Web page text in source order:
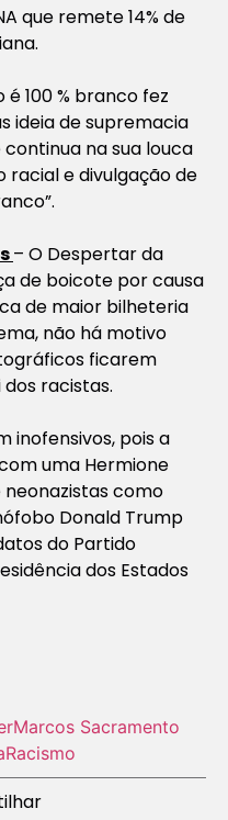
que remete 14% de
100 % branco fez
ideia de supremacia
na sua louca
racial e divulgação de
– O Despertar da
de boicote por causa
de maior bilheteria
não há motivo
ficarem
racistas.
inofensivos, pois a
uma Hermione
como
Donald Trump
do Partido
dos Estados
Marcos Sacramento
Racismo